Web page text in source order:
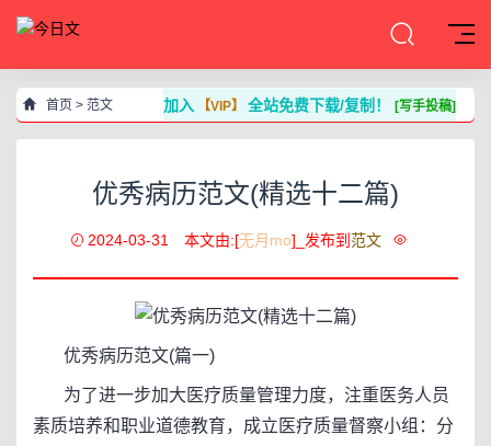
首页 > 范文 加入 【VIP】全站免费下载/复制！[写手投稿]
优秀病历范文(精选十二篇)
2024-03-31 本文由:[无月mo]_发布到 范文
优秀病历范文(篇一)
为了进一步加大医疗质量管理力度，注重医务人员
素质培养和职业道德教育，成立医疗质量督察小组：分